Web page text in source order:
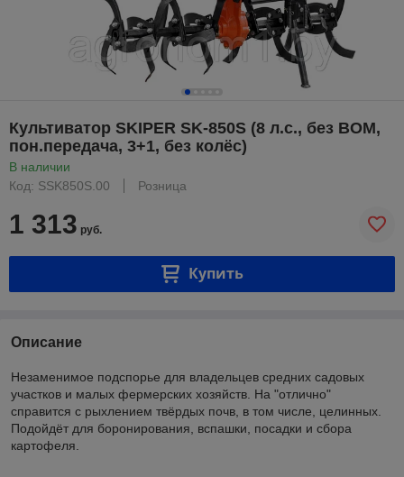
Культиватор SKIPER SK-850S (8 л.с., без ВОМ,
пон.передача, 3+1, без колёс)
В наличии
Код: SSK850S.00
Розница
1 313 руб.
Купить
Описание
Незаменимое подспорье для владельцев средних садовых
участков и малых фермерских хозяйств. На "отлично"
справится с рыхлением твёрдых почв, в том числе, целинных.
Подойдёт для боронирования, вспашки, посадки и сбора
картофеля.